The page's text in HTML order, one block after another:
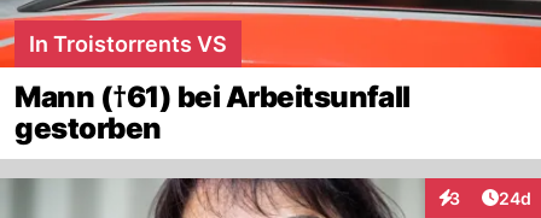
In Troistorrents VS
Mann (†61) bei Arbeitsunfall
gestorben
3
Interaktionen
24d